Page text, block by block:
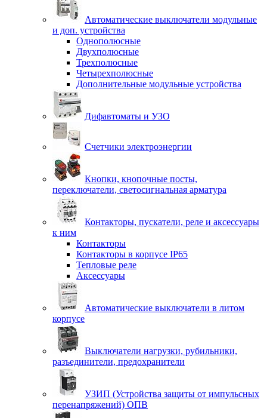
Автоматические выключатели модульные
и доп. устройства
Однополюсные
Двухполюсные
Трехполюсные
Четырехполюсные
Дополнительные модульные устройства
Дифавтоматы и УЗО
Счетчики электроэнергии
Кнопки, кнопочные посты,
переключатели, светосигнальная арматура
Контакторы, пускатели, реле и аксессуары
к ним
Контакторы
Контакторы в корпусе IP65
Тепловые реле
Аксессуары
Автоматические выключатели в литом
корпусе
Выключатели нагрузки, рубильники,
разъединители, предохранители
УЗИП (Устройства защиты от импульсных
перенапряжений) ОПВ